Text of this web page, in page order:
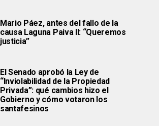
Mario Páez, antes del fallo de la
causa Laguna Paiva II: “Queremos
justicia”
El Senado aprobó la Ley de
“Inviolabilidad de la Propiedad
Privada”: qué cambios hizo el
Gobierno y cómo votaron los
santafesinos